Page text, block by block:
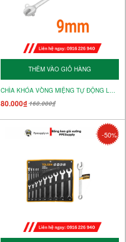
THÊM VÀO GIỎ HÀNG
CHÌA KHÓA VÒNG MIỆNG TỰ ĐỘNG LẮC LÉO 9mm – MÃ 15235
80.000₫160.000₫
-50%